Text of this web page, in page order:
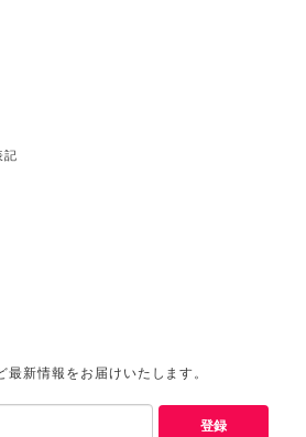
記
新情報をお届けいたします。
登録